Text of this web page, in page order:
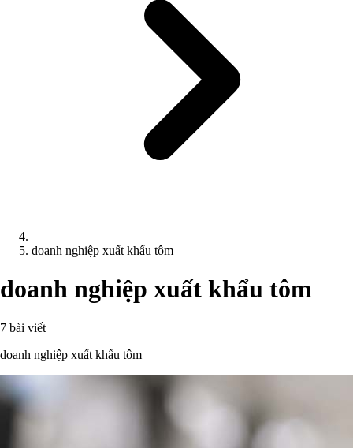
doanh nghiệp xuất khẩu tôm
doanh nghiệp xuất khẩu tôm
7 bài viết
doanh nghiệp xuất khẩu tôm